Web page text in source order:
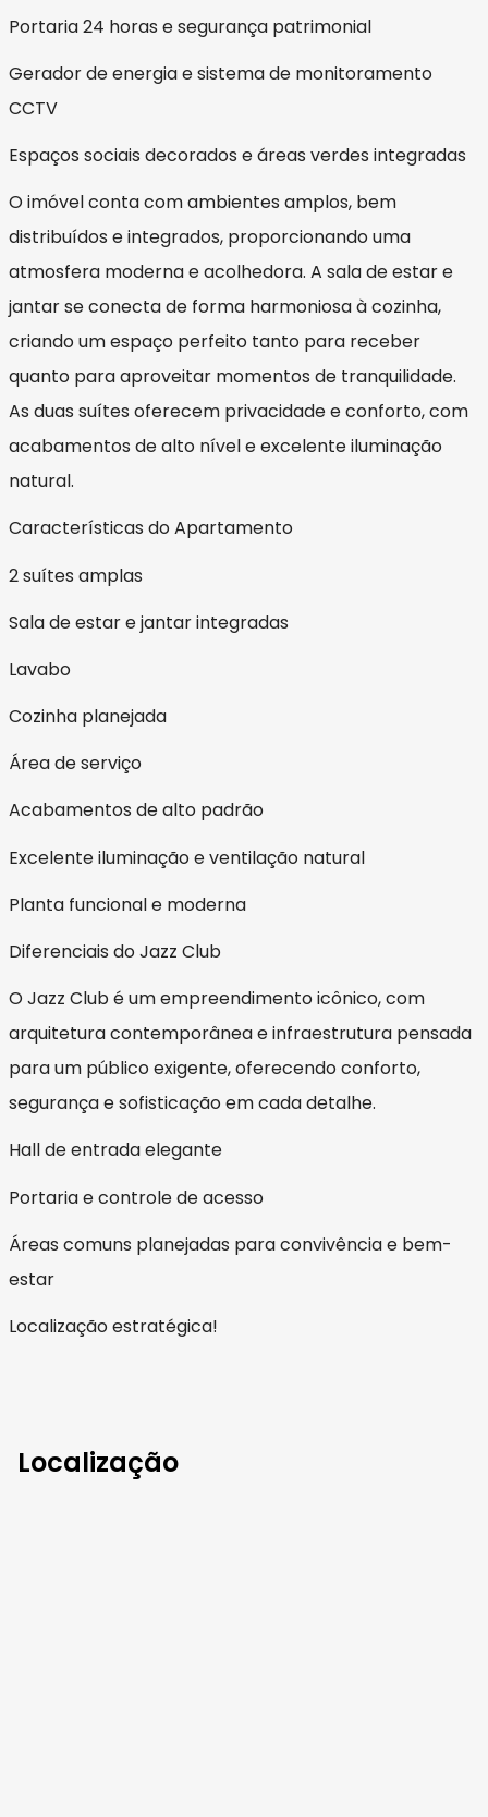
Portaria 24 horas e segurança patrimonial
Gerador de energia e sistema de monitoramento
CCTV
Espaços sociais decorados e áreas verdes integradas
O imóvel conta com ambientes amplos, bem
distribuídos e integrados, proporcionando uma
atmosfera moderna e acolhedora. A sala de estar e
jantar se conecta de forma harmoniosa à cozinha,
criando um espaço perfeito tanto para receber
quanto para aproveitar momentos de tranquilidade.
As duas suítes oferecem privacidade e conforto, com
acabamentos de alto nível e excelente iluminação
natural.
Características do Apartamento
2 suítes amplas
Sala de estar e jantar integradas
Lavabo
Cozinha planejada
Área de serviço
Acabamentos de alto padrão
Excelente iluminação e ventilação natural
Planta funcional e moderna
Diferenciais do Jazz Club
O Jazz Club é um empreendimento icônico, com
arquitetura contemporânea e infraestrutura pensada
para um público exigente, oferecendo conforto,
segurança e sofisticação em cada detalhe.
Hall de entrada elegante
Portaria e controle de acesso
Áreas comuns planejadas para convivência e bem-
estar
Localização estratégica!
Localização